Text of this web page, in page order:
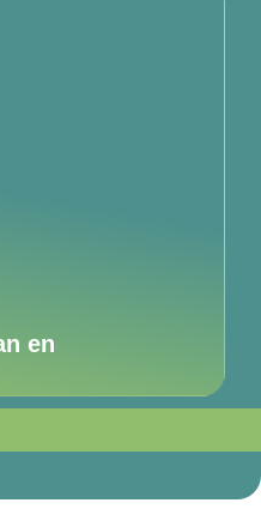
en